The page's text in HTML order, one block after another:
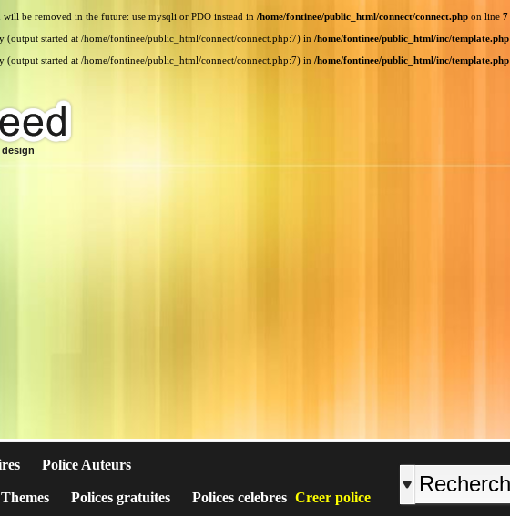
be removed in the future: use mysqli or PDO instead in /home/fontinee/public_html/connect/connect.php on line 7
(output started at /home/fontinee/public_html/connect/connect.php:7) in /home/fontinee/public_html/inc/template.php
(output started at /home/fontinee/public_html/connect/connect.php:7) in /home/fontinee/public_html/inc/template.php
Police Auteurs
Themes Polices gratuites Polices celebres Creer police